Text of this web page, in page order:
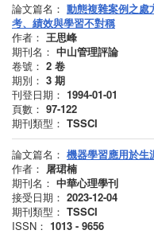
論文篇名： 動態複雜案例之處
考、績效與學習不對稱
作者： 王思峰
期刊名： 中山管理評論
卷號： 2 卷
期別： 3 期
刊登日期： 1994-01-01
頁數： 97-122
期刊類型： TSSCI
論文篇名： 機器學習應用於生
作者： 屠珺楠
期刊名： 中華心理學刊
接受日期： 2023-12-04
期刊類型： TSSCI
ISSN： 1013 - 9656